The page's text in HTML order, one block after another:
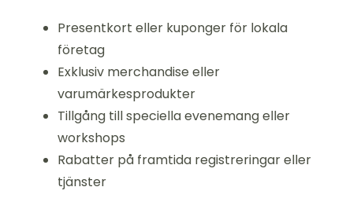
Presentkort eller kuponger för lokala
företag
Exklusiv merchandise eller
varumärkesprodukter
Tillgång till speciella evenemang eller
workshops
Rabatter på framtida registreringar eller
tjänster